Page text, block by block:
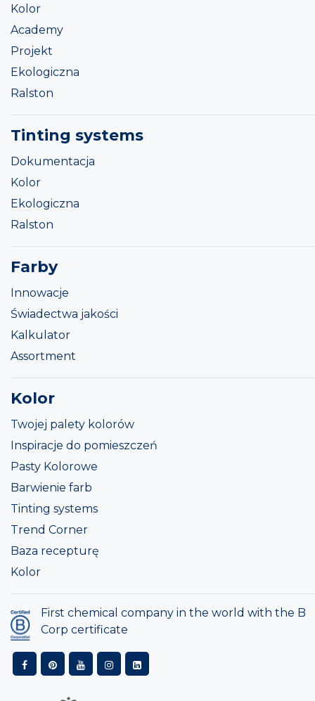
Kolor
Academy
Projekt
Ekologiczna
Ralston
Tinting systems
Dokumentacja
Kolor
Ekologiczna
Ralston
Farby
Innowacje
Świadectwa jakości
Kalkulator
Assortment
Kolor
Twojej palety kolorów
Inspiracje do pomieszczeń
Pasty Kolorowe
Barwienie farb
Tinting systems
Trend Corner
Baza recepturę
Kolor
First chemical company in the world with the B
Corp certificate